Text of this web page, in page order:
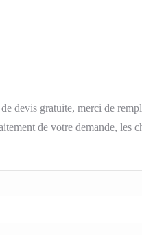
devis gratuite, merci de
de votre demande, les